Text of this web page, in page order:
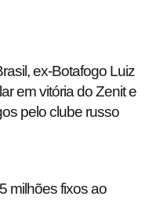
ex-Botafogo Luiz
em vitória do Zenit e
pelo clube russo
milhões fixos ao